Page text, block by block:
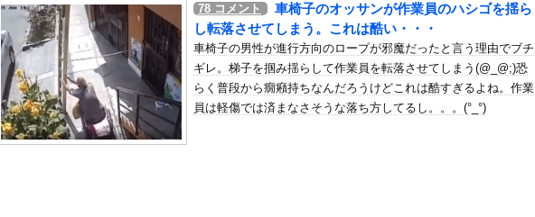
海外「日本よ、お前がナンバーワンだ」 熊本地震直後の日本の対応のスピードに世界が衝撃
勇気を出して白人美女にチン凸したアジア人短小男
、爆笑されてしまうｗｗｗ
10年もの間浮気してた嫁。まさかと思い長男のDNA鑑定をするがいいな？と問うと、元嫁...
ウクライナ侵攻以降、ロシア軍兵士のHIV感染が2000％急増…ウクライナメディア！
【配信者】「金バエ」のSNS更新が1週間途絶え、様々な憶測が飛び交う。1週間ぶりの投...
【画像】女の子「危機管理フォーーーーム！！！」
78 コメント
車椅子のオッサンが作業員のハシゴを揺ら
し転落させてしまう。これは酷い・・・
車椅子の男性が進行方向のロープが邪魔だったと言う理由でブチ
ギレ。梯子を掴み揺らして作業員を転落させてしまう(@_@;)恐
らく普段から癇癪持ちなんだろうけどこれは酷すぎるよね。作業
員は軽傷では済まなさそうな落ち方してるし。。。(°_°)